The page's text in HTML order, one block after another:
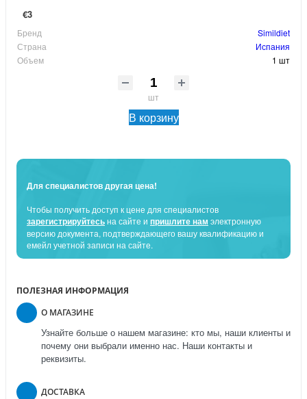
€3
Бренд
Simildiet
Страна
Испания
Объем
1 шт
шт
В корзину
Для специалистов другая цена!
Чтобы получить доступ к цене для специалистов
зарегистрируйтесьна сайте и пришлите нам электронную
версию документа, подтверждающего вашу квалификацию и
емейл учетной записи на сайте.
ПОЛЕЗНАЯ ИНФОРМАЦИЯ
О МАГАЗИНЕ
Узнайте больше о нашем магазине: кто мы, наши клиенты и
почему они выбрали именно нас. Наши контакты и
реквизиты.
ДОСТАВКА